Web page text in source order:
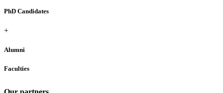
PhD Candidates
+
Alumni
Faculties